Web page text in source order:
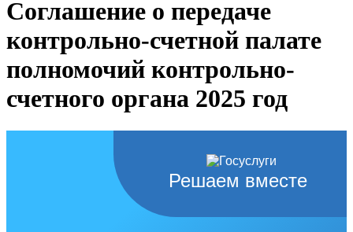
Соглашение о передаче
контрольно-счетной палате
полномочий контрольно-
счетного органа 2025 год
Решаем вместе